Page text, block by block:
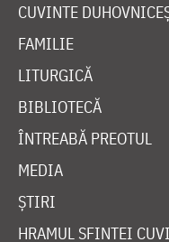
CUVINTE
FAMILIE
LITURGICĂ
BIBLIOTECĂ
ÎNTREABĂ PREOTUL
MEDIA
ȘTIRI
HRAMUL SFINTEI